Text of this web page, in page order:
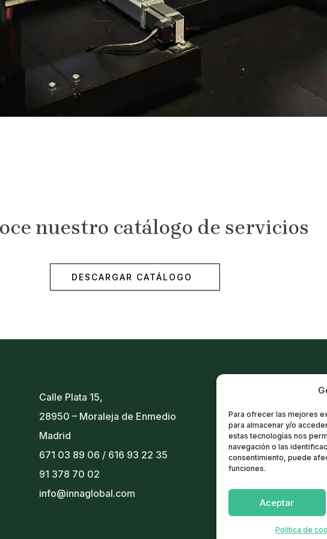
Para ofrecer las mejores
para almacenar y/o
estas tecnologías nos
navegación o las
consentimiento, puede
funciones.
Aceptar
Política de
nuestro catálogo de servicios
DESCARGAR CATÁLOGO
Calle Plata 15,
28950 – Moraleja de Enmedio
Madrid
671 03 89 06 / 616 93 22 35
91 378 70 02
info@innaglobal.com
Política de
Aviso Legal
Política de
Términos y